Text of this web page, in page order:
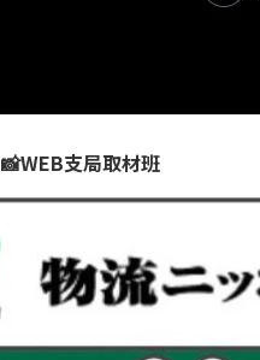
📸WEB支局取材班